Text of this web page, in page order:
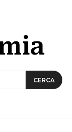
CERCA